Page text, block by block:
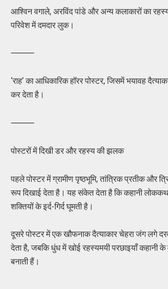
आश्विन वगाले, अरविंद पांडे और अन्य कलाकारों का
परिवेश में दमदार लुक।
⸻
‘राह’ का आधिकारिक हॉरर पोस्टर, जिसमें भयावह
कर देता है।
⸻
पोस्टरों में दिखी डर और रहस्य की झलक
पहले पोस्टर में ग्रामीण पृष्ठभूमि, तांत्रिक प्रतीक और
रूप दिखाई देता है। यह संकेत देता है कि कहानी
शक्तियों के इर्द-गिर्द घूमती है।
दूसरे पोस्टर में एक खौफनाक दैत्याकार चेहरा जंग लगे
देता है, जबकि धुंध में खोई रहस्यमयी परछाइयाँ कहानी के
बनाती हैं।